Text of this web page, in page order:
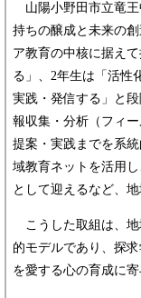
山陽小野田市立竜王
持ちの醸成と未来の
ア教育の中核に据え
る」、2年生は「活性
実践・発信する」と
報収集・分析（フィ
提案・実践までを系
域教育ネットを活用
として迎えるなど、
こうした取組は、地
的モデルであり、探
を愛する心の育成に